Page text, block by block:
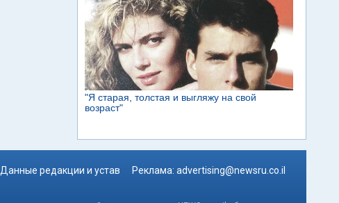
Данные редакции и устав Реклама: advertising@newsru.co.il